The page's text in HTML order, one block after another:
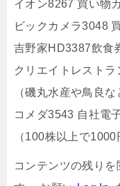
イオン8267 買い物
ビックカメラ3048
吉野家HD3387飲
クリエイトレスト
（磯丸水産や鳥良
コメダ3543 自社
（100株以上で
コンテンツの残り